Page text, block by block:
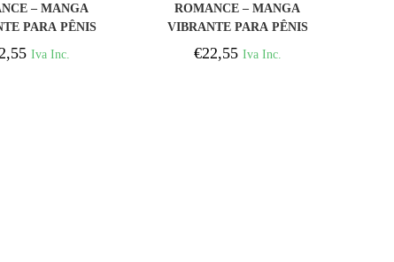
– MANGA
PARA PÊNIS
PRETA
Iva Inc.
ROMANCE – MANGA
VIBRANTE PARA PÊNIS
NATURAL
€22,55 Iva Inc.